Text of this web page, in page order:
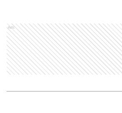
Ads